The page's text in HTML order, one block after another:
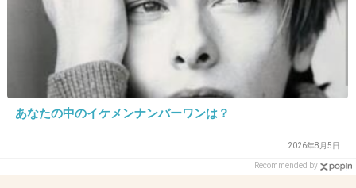
名作に大人の事情を持ち込まないでいただきたい
29. 匿名2013/02/11(月) 12:49:51
何でもかんでもジャニーズねじ込むのやめて欲
あなたの中のイケメンナンバーワンは？
2026年8月5日
Recommended by